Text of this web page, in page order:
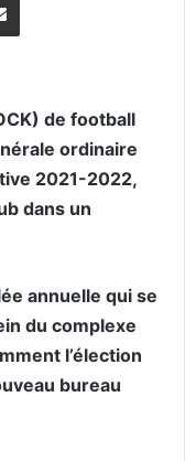
de football
ordinaire
2021-2022,
dans un
annuelle qui se
du complexe
l’élection
bureau